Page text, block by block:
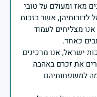
מאז ומעולם על טובי
לדורותיהן, אשר בזכות
מצליחים לעמוד
ישראל, אנו מרכינים
את זכרם באהבה
למשפחותיהם